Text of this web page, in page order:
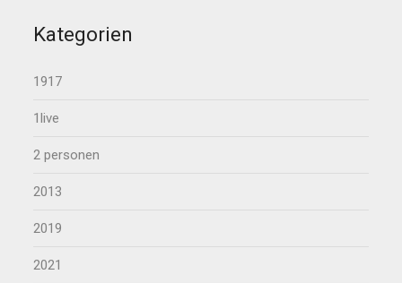
Kategorien
1917
1live
2 personen
2013
2019
2021